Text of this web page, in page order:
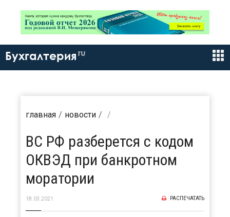
Бухгалтерия ru
главная новости
ВС РФ разберется с кодом
ОКВЭД при банкротном
моратории
18.03.2021 РАСПЕЧАТАТЬ